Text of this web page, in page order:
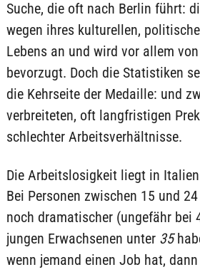
Suche, die oft nach Berlin führt:
wegen ihres kulturellen,
Lebens an und wird vor allem
bevorzugt. Doch die Statistiken
die Kehrseite der Medaille: und
verbreiteten, oft langfristigen
schlechter Arbeitsverhältnisse.
Die Arbeitslosigkeit liegt in
Bei Personen zwischen 15 und
noch dramatischer (ungefähr bei
jungen Erwachsenen unter35
wenn jemand einen Job hat,